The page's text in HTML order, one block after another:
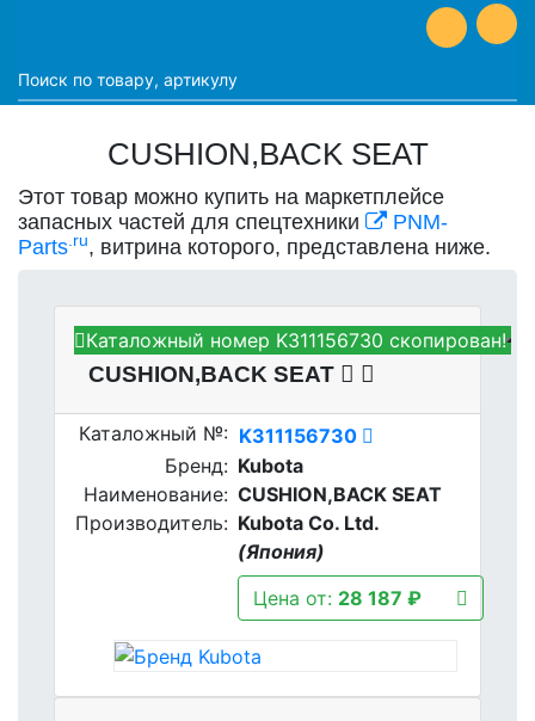
CUSHION,BACK SEAT
Этот товар можно купить на маркетплейсе
запасных частей для спецтехники
PNM-
Parts.ru, витрина которого, представлена ниже.
Kubota K311156730 -
CUSHION,BACK SEAT
Каталожный №: K311156730
Бренд: Kubota
Наименование: CUSHION,BACK SEAT
Производитель: Kubota Co. Ltd.
(Япония)
Цена от: 28 187 ₽
Каталожный номер K311156730 скопирован!